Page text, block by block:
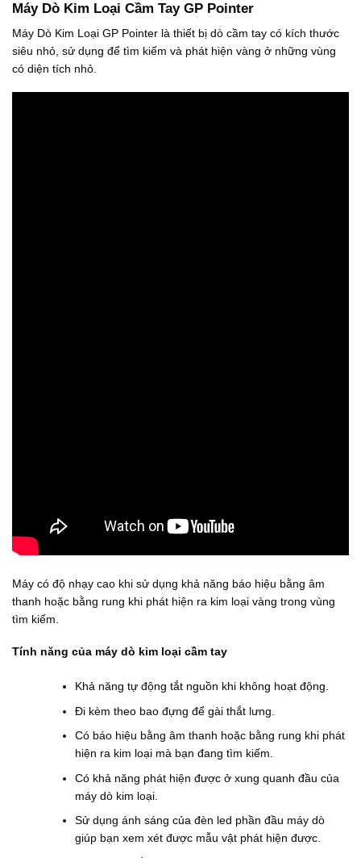
Máy Dò Kim Loại Cầm Tay GP Pointer
Máy Dò Kim Loại GP Pointer là thiết bị dò cầm tay có kích thước
siêu nhỏ, sử dụng để tìm kiếm và phát hiện vàng ở những vùng
có diện tích nhỏ.
Máy có độ nhạy cao khi sử dụng khả năng báo hiệu bằng âm
thanh hoặc bằng rung khi phát hiện ra kim loại vàng trong vùng
tìm kiếm.
Tính năng của máy dò kim loại cầm tay
Khả năng tự động tắt nguồn khi không hoạt động.
Đi kèm theo bao đựng để gài thắt lưng.
Có báo hiệu bằng âm thanh hoặc bằng rung khi phát
hiện ra kim loại mà bạn đang tìm kiếm.
Có khả năng phát hiện được ở xung quanh đầu của
máy dò kim loại.
Sử dụng ánh sáng của đèn led phần đầu máy dò
giúp bạn xem xét được mẫu vật phát hiện được.